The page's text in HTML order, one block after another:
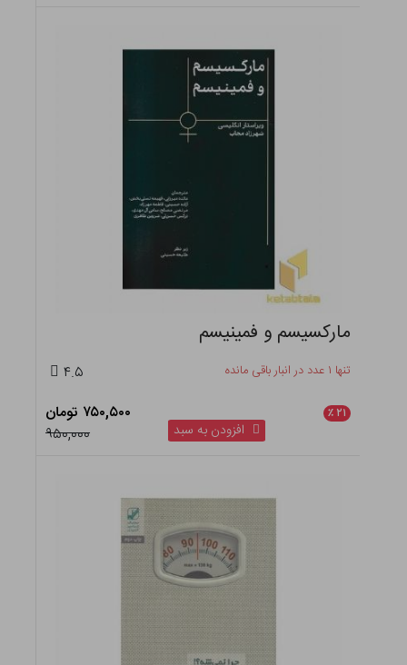
مارکسیسم و فمینیسم
تنها ۱ عدد در انبار باقی مانده ۴.۵
۲۱ ٪
۷۵۰,۵۰۰ تومان
۹۵۰,۰۰۰
افزودن به سبد